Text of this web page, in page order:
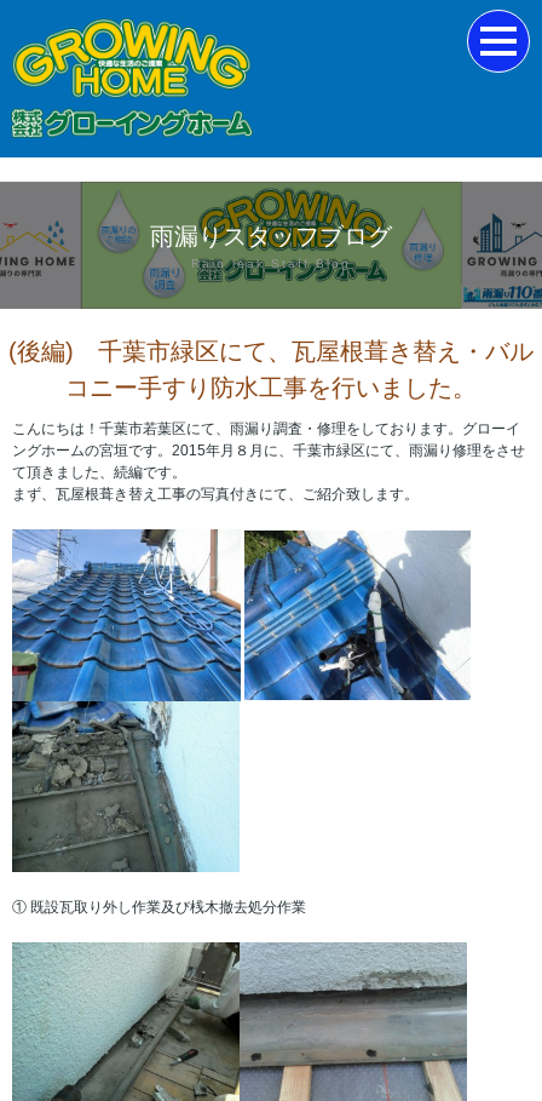
雨漏りスタッフブログ
Rain leak Staff Blog
(後編) 千葉市緑区にて、瓦屋根葺き替え・バル
コニー手すり防水工事を行いました。
こんにちは！千葉市若葉区にて、雨漏り調査・修理をしております。グローイ
ングホームの宮垣です。2015年月８月に、千葉市緑区にて、雨漏り修理をさせ
て頂きました、続編です。
まず、瓦屋根葺き替え工事の写真付きにて、ご紹介致します。
① 既設瓦取り外し作業及び桟木撤去処分作業